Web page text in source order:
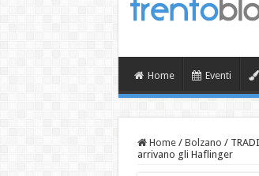
Home Eventi
Home / Bolzano /
arrivano gli Haflinger